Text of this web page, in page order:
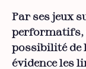
Par ses jeux
performatifs,
possibilité de
évidence les